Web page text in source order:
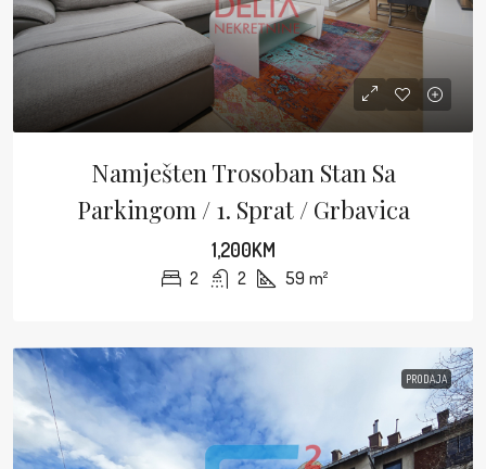
Namješten Trosoban Stan Sa
Parkingom / 1. Sprat / Grbavica
1,200KM
2 2 59 m²
PRODAJA